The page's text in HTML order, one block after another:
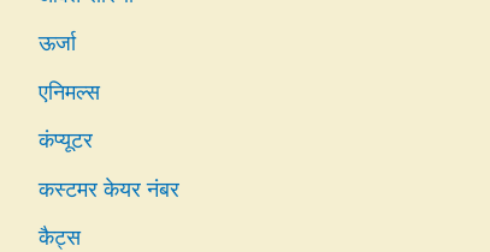
ऊर्जा
एनिमल्स
कंप्यूटर
कस्टमर केयर नंबर
कैट्स